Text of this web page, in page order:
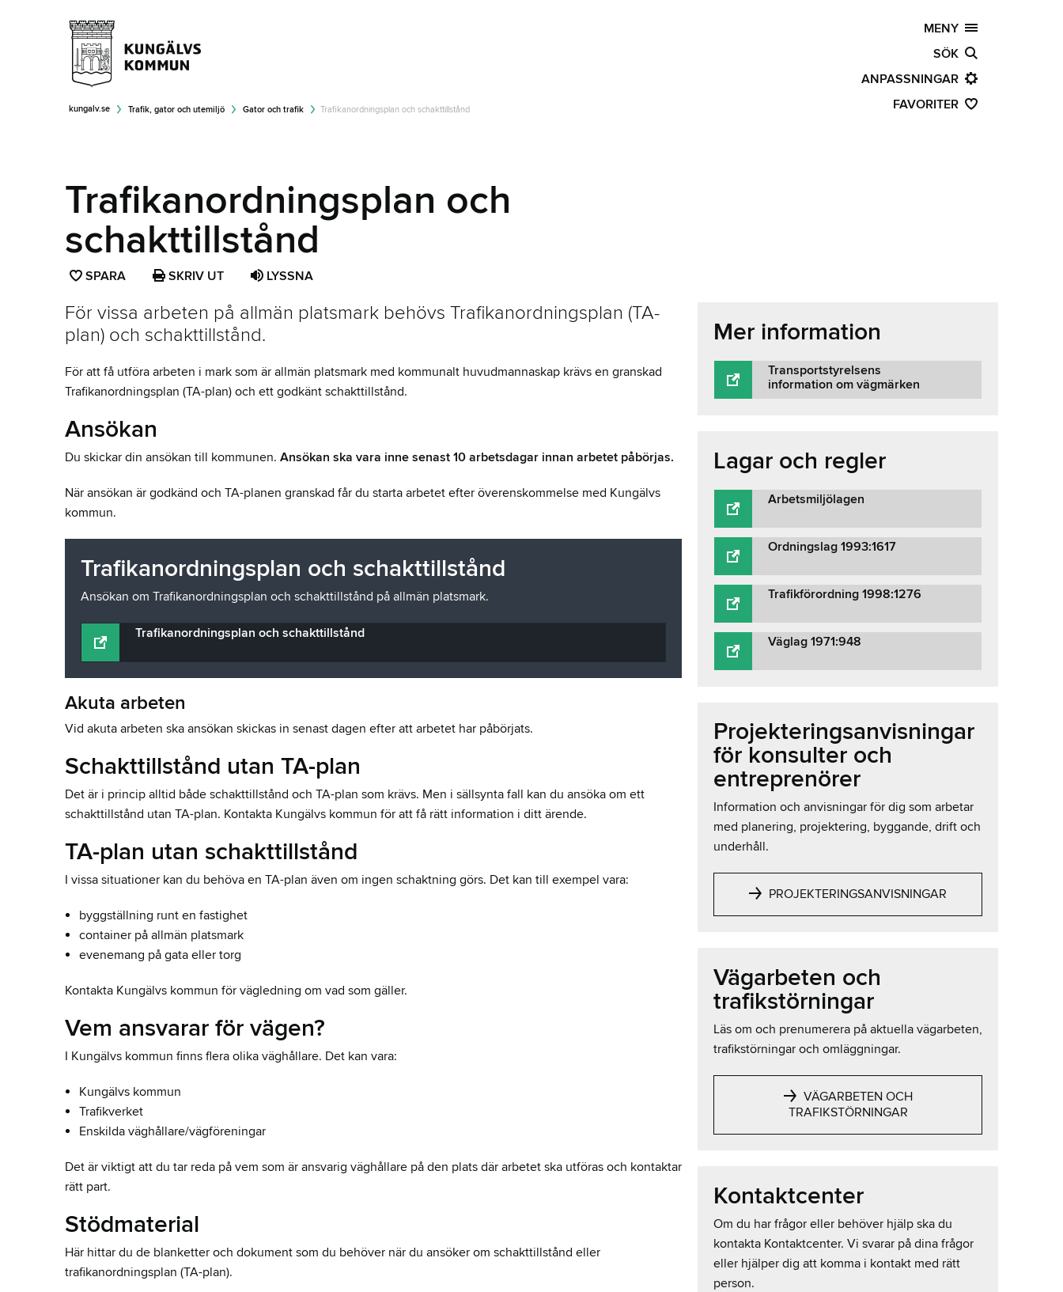
MENY
SÖK
ANPASSNINGAR
FAVORITER
kungalv.se Trafik, gator och utemiljö Gator och trafik Trafikanordningsplan och schakttillstånd
Trafikanordningsplan och
schakttillstånd
SPARA SPARA
SOM
FAVORIT
SKRIV UT LYSSNA
För vissa arbeten på allmän platsmark behövs Trafikanordningsplan (TA-
plan) och schakttillstånd.
För att få utföra arbeten i mark som är allmän platsmark med kommunalt huvudmannaskap krävs en granskad
Trafikanordningsplan (TA-plan) och ett godkänt schakttillstånd.
Ansökan
Du skickar din ansökan till kommunen. Ansökan ska vara inne senast 10 arbetsdagar innan arbetet påbörjas.
När ansökan är godkänd och TA-planen granskad får du starta arbetet efter överenskommelse med Kungälvs
kommun.
Trafikanordningsplan och schakttillstånd
Ansökan om Trafikanordningsplan och schakttillstånd på allmän platsmark.
Trafikanordningsplan och schakttillstånd
Akuta arbeten
Vid akuta arbeten ska ansökan skickas in senast dagen efter att arbetet har påbörjats.
Schakttillstånd utan TA-plan
Det är i princip alltid både schakttillstånd och TA-plan som krävs. Men i sällsynta fall kan du ansöka om ett
schakttillstånd utan TA-plan. Kontakta Kungälvs kommun för att få rätt information i ditt ärende.
TA-plan utan schakttillstånd
I vissa situationer kan du behöva en TA-plan även om ingen schaktning görs. Det kan till exempel vara:
byggställning runt en fastighet
container på allmän platsmark
evenemang på gata eller torg
Kontakta Kungälvs kommun för vägledning om vad som gäller.
Vem ansvarar för vägen?
I Kungälvs kommun finns flera olika väghållare. Det kan vara:
Kungälvs kommun
Trafikverket
Enskilda väghållare/vägföreningar
Det är viktigt att du tar reda på vem som är ansvarig väghållare på den plats där arbetet ska utföras och kontaktar
rätt part.
Stödmaterial
Här hittar du de blanketter och dokument som du behöver när du ansöker om schakttillstånd eller
trafikanordningsplan (TA-plan).
Mer information
Transportstyrelsens
information om vägmärken
Lagar och regler
Arbetsmiljölagen
Ordningslag 1993:1617
Trafikförordning 1998:1276
Väglag 1971:948
Projekteringsanvisningar
för konsulter och
entreprenörer
Information och anvisningar för dig som arbetar
med planering, projektering, byggande, drift och
underhåll.
PROJEKTERINGSANVISNINGAR
Vägarbeten och
trafikstörningar
Läs om och prenumerera på aktuella vägarbeten,
trafikstörningar och omläggningar.
VÄGARBETEN OCH
TRAFIKSTÖRNINGAR
Kontaktcenter
Om du har frågor eller behöver hjälp ska du
kontakta Kontaktcenter. Vi svarar på dina frågor
eller hjälper dig att komma i kontakt med rätt
person.